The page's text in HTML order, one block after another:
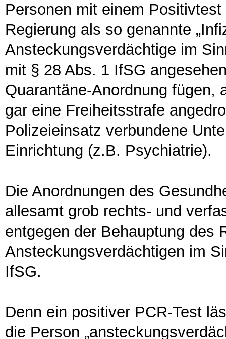
Personen mit einem
Regierung als so genannte
Ansteckungsverdächtige im
mit § 28 Abs. 1 IfSG
Quarantäne-Anordnung fügen,
gar eine Freiheitsstrafe
Polizeieinsatz verbundene
Einrichtung (z.B. Psychiatrie).
Die Anordnungen des
allesamt grob rechts- und
entgegen der Behauptung des
Ansteckungsverdächtigen im
IfSG.
Denn ein positiver PCR-Test
die Person